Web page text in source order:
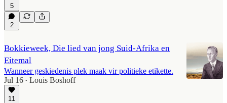
5
2
Bokkieweek, Die lied van jong Suid-Afrika en
Eitemal
Wanneer geskiedenis plek maak vir politieke etikette.
Jul 16 • Louis Boshoff
11